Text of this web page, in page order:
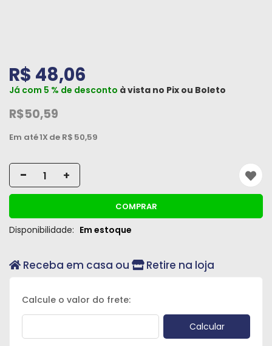
R$ 48,06
Já com 5 % de desconto à vista no Pix ou Boleto
R$50,59
Em até1X de R$ 50,59
- +
COMPRAR
Disponibilidade: Em estoque
Receba em casa ou Retire na loja